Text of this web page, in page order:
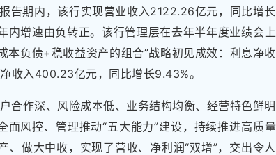
告期内，该行实现营业收入2122.26亿元，同比增长
增速由负转正。该行管理层在去年半年度业绩会上
负债+稳收益资产的组合”战略初见成效：利息净收
收入400.23亿元，同比增长9.43%。
合作深、风险成本低、业务结构均衡、经营特色鲜明
风控、管理推动“五大能力”建设，持续推进高质量
做大中收，实现了营收、净利润“双增”，交出令人